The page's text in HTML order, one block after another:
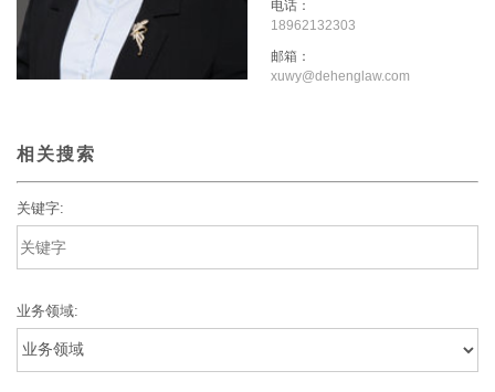
电话：
18962132303
邮箱：
xuwy@dehenglaw.com
相关搜索
关键字:
业务领域: